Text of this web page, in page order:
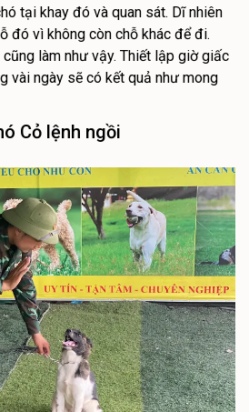
tại khay đó và quan sát. Dĩ nhiên
đó vì không còn chỗ khác để đi.
làm như vậy. Thiết lập giờ giấc
vài ngày sẽ có kết quả như mong
Cỏ lệnh ngồi